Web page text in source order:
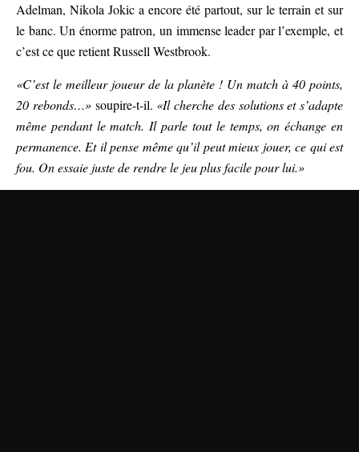
Adelman, Nikola Jokic a encore été partout, sur le terrain et sur
le banc. Un énorme patron, un immense leader par l’exemple, et
c’est ce que retient Russell Westbrook.
«C’est le meilleur joueur de la planète ! Un match à 40 points,
20 rebonds…»soupire-t-il. «Il cherche des solutions et s’adapte
même pendant le match. Il parle tout le temps, on échange en
permanence. Et il pense même qu’il peut mieux jouer, ce qui est
fou. On essaie juste de rendre le jeu plus facile pour lui.»